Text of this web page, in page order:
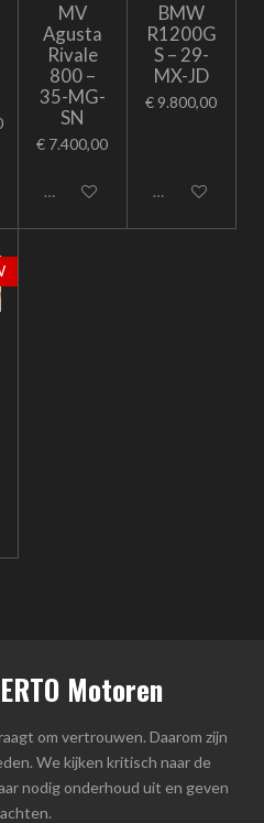
MV
Agusta
Rivale
800 –
35-MG-
SN
€ 7.400,00
Uitgeschakeld
BMW
R1200G
S – 29-
MX-JD
€ 9.800,00
Uitgeschakeld
Motoren
om vertrouwen. Daarom zijn
We kijken kritisch naar de
nodig onderhoud uit en geven